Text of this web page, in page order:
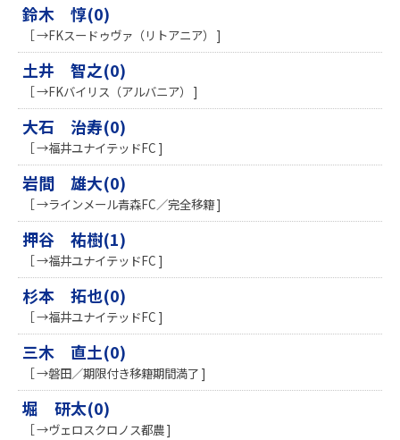
鈴木 惇(0)
［ →FKスードゥヴァ（リトアニア） ]
土井 智之(0)
［ →FKバイリス（アルバニア） ]
大石 治寿(0)
［ →福井ユナイテッドFC ]
岩間 雄大(0)
［ →ラインメール青森FC／完全移籍 ]
押谷 祐樹(1)
［ →福井ユナイテッドFC ]
杉本 拓也(0)
［ →福井ユナイテッドFC ]
三木 直土(0)
［ →磐田／期限付き移籍期間満了 ]
堀 研太(0)
［ →ヴェロスクロノス都農 ]